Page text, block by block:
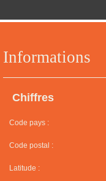
Informations
Chiffres
Code pays :
Code postal :
Latitude :